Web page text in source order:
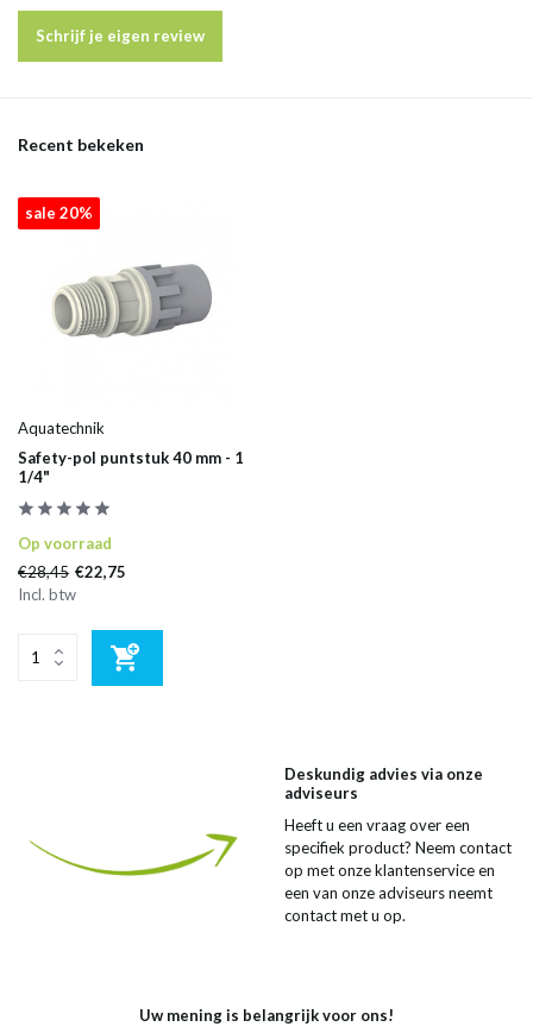
Schrijf je eigen review
Recent bekeken
sale 20%
Aquatechnik
Safety-pol puntstuk 40 mm - 1
1/4"
Op voorraad
€28,45 €22,75
Incl. btw
Deskundig advies via onze
adviseurs
Heeft u een vraag over een
specifiek product? Neem contact
op met onze klantenservice en
een van onze adviseurs neemt
contact met u op.
Uw mening is belangrijk voor ons!